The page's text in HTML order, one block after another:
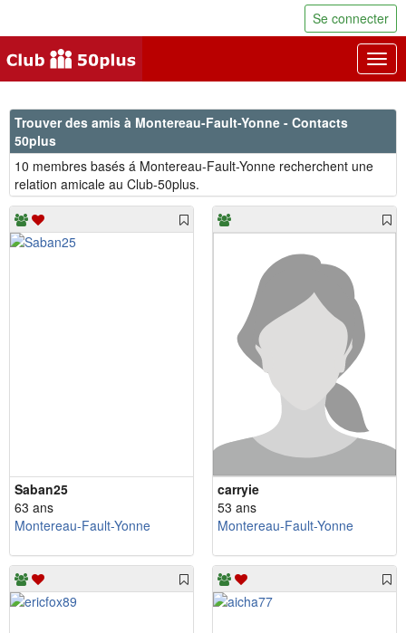
Se connecter
Trouver des amis à Montereau-Fault-Yonne - Contacts
50plus
10 membres basés á Montereau-Fault-Yonne recherchent une
relation amicale au Club-50plus.
Saban25
63 ans
Montereau-Fault-Yonne
carryie
53 ans
Montereau-Fault-Yonne